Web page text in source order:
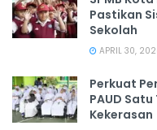
Pastikan
Sekolah
APRIL 30,
Perkuat
PAUD
Kekerasan